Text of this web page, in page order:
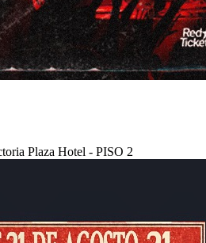
Plaza Hotel - PISO 2